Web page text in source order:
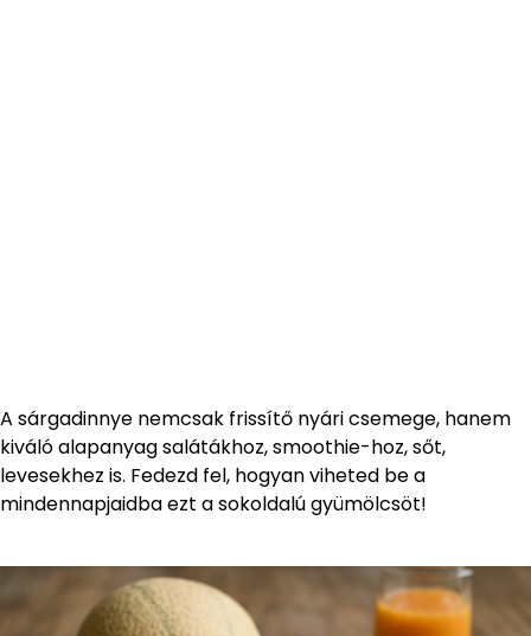
A sárgadinnye nemcsak frissítő nyári csemege, hanem
kiváló alapanyag salátákhoz, smoothie-hoz, sőt,
levesekhez is. Fedezd fel, hogyan viheted be a
mindennapjaidba ezt a sokoldalú gyümölcsöt!